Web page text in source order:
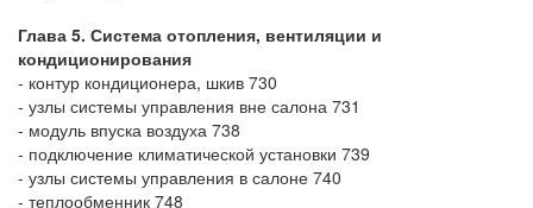
Глава 5. Система отопления, вентиляции и
кондиционирования
- контур кондиционера, шкив 730
- узлы системы управления вне салона 731
- модуль впуска воздуха 738
- подключение климатической установки 739
- узлы системы управления в салоне 740
- теплообменник 748